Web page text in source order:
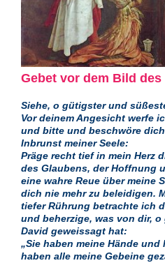
Gebet vor dem Bild
Siehe, o gütigster und
Vor deinem Angesicht werfe
und bitte und beschwöre
Inbrunst meiner Seele:
Präge recht tief in mein Herz
des Glaubens, der Hoffnung
eine wahre Reue über meine
dich nie mehr zu beleidigen.
tiefer Rührung betrachte ich
und beherzige, was von dir,
David geweissagt hat:
„Sie haben meine Hände
haben alle meine Gebeine